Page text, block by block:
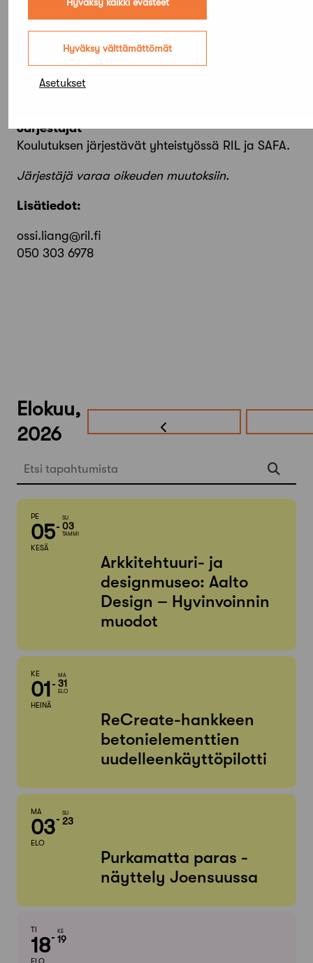
Hyväksy välttämättömät
Asetukset
johtava asiantuntija, Charlotte Nyholm
Granlund
Lisätietoja kouluttajista löydät täältä
Järjestäjät
Koulutuksen järjestävät yhteistyössä RIL ja SAFA.
Järjestäjä varaa oikeuden muutoksiin.
Lisätiedot:
ossi.liang@ril.fi
050 303 6978
Elokuu,
2026
Etsi tapahtumista
PE
05
KESÄ
SU
03
TAMMI
Arkkitehtuuri- ja
designmuseo: Aalto
Design – Hyvinvoinnin
muodot
KE
01
HEINÄ
MA
31
ELO
ReCreate-hankkeen
betonielementtien
uudelleenkäyttöpilotti
MA
03
ELO
SU
23
Purkamatta paras -
näyttely Joensuussa
TI
18
KE
19